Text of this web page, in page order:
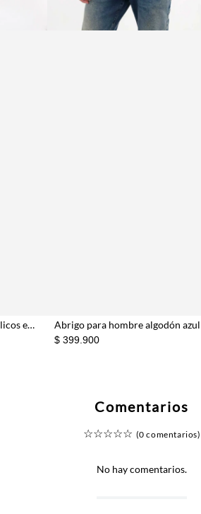
Abrigo recto con broches metálicos en algodón beige para hombre
$ 399.900
Comentarios
☆☆☆☆☆ (0 comentarios)
No hay comentarios.